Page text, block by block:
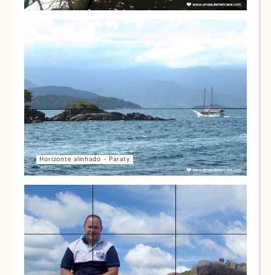
Horizonte alinhado – Paraty